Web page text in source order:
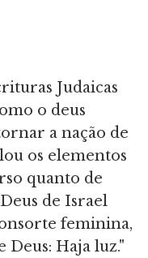
Judaicas
o deus
a nação de
os elementos
quanto de
de Israel
feminina,
Deus: Haja luz."